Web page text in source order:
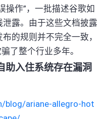
操作”，一批描述谷歌如
露。由于这些文档披露
的规则并不完全一致，
了整个行业多年。
入住系统存在漏洞
blog/ariane-allegro-hot